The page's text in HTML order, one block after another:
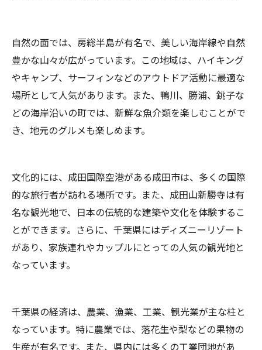
自然の面では、房総半島が有名で、美しい海岸線や自然
豊かな山々が広がっています。この地域は、ハイキング
やキャンプ、サーフィンなどのアウトドア活動に最適な
場所として人気があります。また、鴨川、勝浦、銚子な
どの海岸沿いの町では、新鮮な魚介類を楽しむことがで
き、地元のグルメも楽しめます。
文化的には、成田国際空港がある成田市は、多くの国際
的な旅行者が訪れる場所です。また、成田山新勝寺は有
名な観光地で、日本の伝統的な建築や文化を体験するこ
とができます。さらに、千葉県にはディズニーリゾート
があり、家族連れやカップルにとっての人気の観光地と
なっています。
千葉県の経済は、農業、漁業、工業、観光業が主な柱と
なっています。特に農業では、落花生や梨などの果物の
生産が有名です。また、県内には多くの工業団地があ